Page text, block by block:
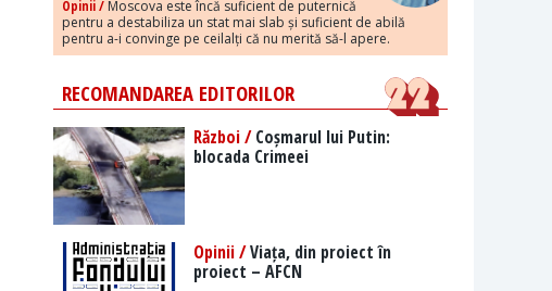
Opinii / Moscova este încă suficient de puternică
pentru a destabiliza un stat mai slab și suficient de abilă
pentru a-i convinge pe ceilalți că nu merită să-l apere.
RECOMANDAREA EDITORILOR
Război /Coșmarul lui Putin:
blocada Crimeei
Opinii /Viața, din proiect în
proiect – AFCN